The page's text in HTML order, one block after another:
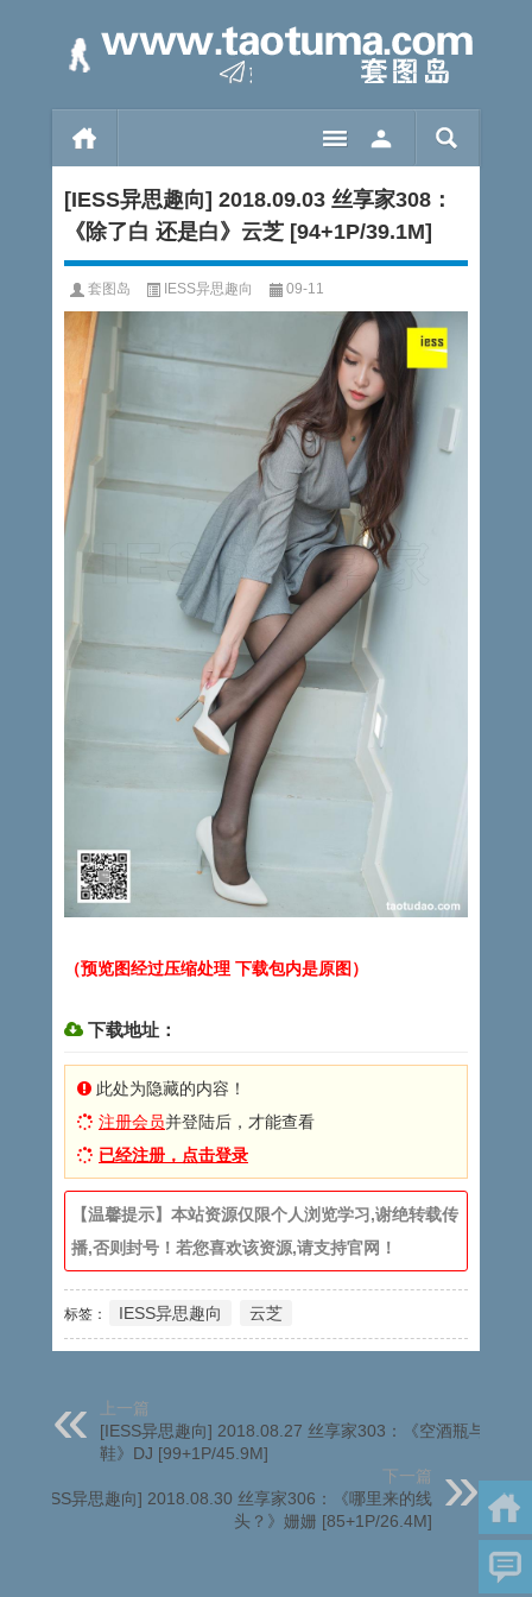
[IESS异思趣向] 2018.09.03 丝享家308：
《除了白 还是白》云芝 [94+1P/39.1M]
套图岛 IESS异思趣向 09-11
（预览图经过压缩处理 下载包内是原图）
下载地址：
此处为隐藏的内容！
注册会员并登陆后，才能查看
已经注册，点击登录
【温馨提示】本站资源仅限个人浏览学习,谢绝转载传
播,否则封号！若您喜欢该资源,请支持官网！
标签： IESS异思趣向 云芝
上一篇
[IESS异思趣向] 2018.08.27 丝享家303：《空酒瓶与高跟
鞋》DJ [99+1P/45.9M]
下一篇
[IESS异思趣向] 2018.08.30 丝享家306：《哪里来的线
头？》姗姗 [85+1P/26.4M]